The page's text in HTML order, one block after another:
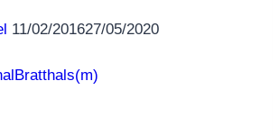
11/02/201627/05/2020